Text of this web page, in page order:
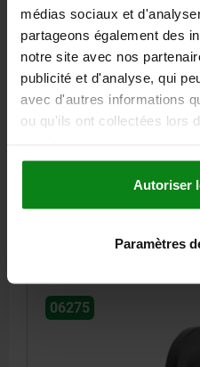
médias sociaux et
partageons également des
notre site avec nos
publicité et d'analyse, qui
avec d'autres informations
ou qu'ils ont collectées lors
Autoriser
Paramètres
VOLANT PLEIN D1=140
D2=14H7 ALUMINIUM,
SANS POIGNÉE
ALÉSAGE DE FIXATION=14H7
06275-01140X14
06275